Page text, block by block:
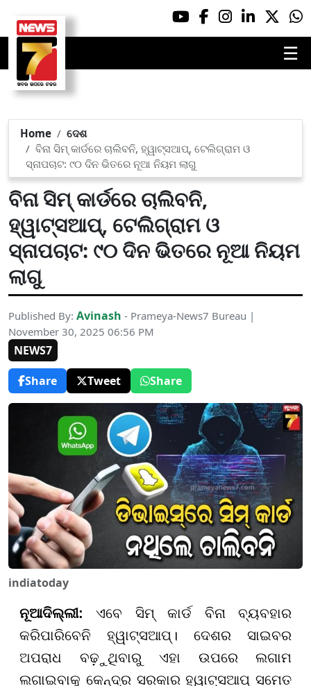
☰
Home
ଦେଶ
ବିନା ସିମ୍‌ କାର୍ଡରେ ଚାଲିବନି, ହ୍ୱାଟ୍ସଆପ୍, ଟେଲିଗ୍ରାମ ଓ
ସ୍ନାପଚାଟ: ୯୦ ଦିନ ଭିତରେ ନୂଆ ନିୟମ ଲାଗୁ
ବିନା ସିମ୍‌ କାର୍ଡରେ ଚାଲିବନି,
ହ୍ୱାଟ୍ସଆପ୍, ଟେଲିଗ୍ରାମ ଓ
ସ୍ନାପଚାଟ: ୯୦ ଦିନ ଭିତରେ ନୂଆ ନିୟମ
ଲାଗୁ
Published By: Avinash - Prameya-News7 Bureau |
November 30, 2025 06:56 PM
NEWS7
Share
Tweet Share
indiatoday
ନୂଆଦିଲ୍ଲୀ:ଏବେ ସିମ୍ କାର୍ଡ ବିନା ବ୍ୟବହାର
କରିପାରିବେନି ହ୍ୱାଟ୍ସଆପ୍। ଦେଶର ସାଇବର
ଅପରାଧ ବଢ଼ୁଥିବାରୁ ଏହା ଉପରେ ଲଗାମ
ଲଗାଇବାକୁ କେନ୍ଦ୍ର ସରକାର ହ୍ୱାଟ୍ସଆପ୍ ସମେତ